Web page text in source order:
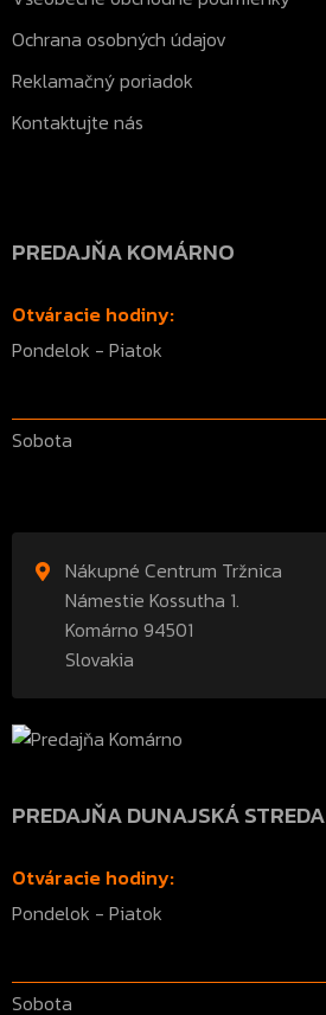
Ochrana osobných údajov
Reklamačný poriadok
Kontaktujte nás
PREDAJŇA KOMÁRNO
Otváracie hodiny:
Pondelok - Piatok
Sobota
Nákupné Centrum Tržnica
Námestie Kossutha 1.
Komárno 94501
Slovakia
PREDAJŇA DUNAJSKÁ STREDA
Otváracie hodiny:
Pondelok - Piatok
Sobota